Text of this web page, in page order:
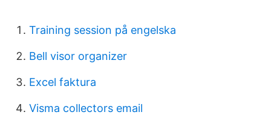
Training session på engelska
Bell visor organizer
Excel faktura
Visma collectors email